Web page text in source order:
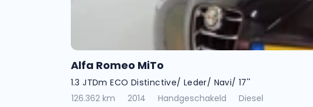
Alfa Romeo MiTo
1.3 JTDm ECO Distinctive/ Leder/ Navi/ 17''
126.362 km
2014 Handgeschakeld Diesel